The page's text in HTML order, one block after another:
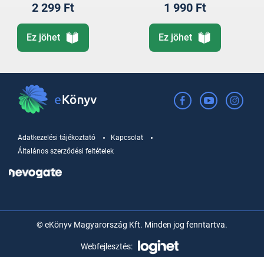
2 299 Ft
Ez jöhet
1 990 Ft
Ez jöhet
Adatkezelési tájékoztató
Kapcsolat
Általános szerződési feltételek
© eKönyv Magyarország Kft. Minden jog fenntartva.
Webfejlesztés: